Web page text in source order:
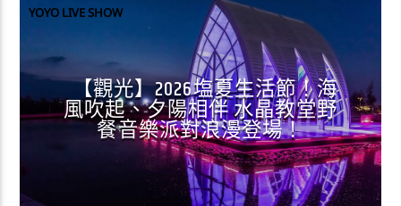
YOYO LIVE SHOW
【觀光】2026塩夏生活節！海
風吹起、夕陽相伴 水晶教堂野
餐音樂派對浪漫登場！